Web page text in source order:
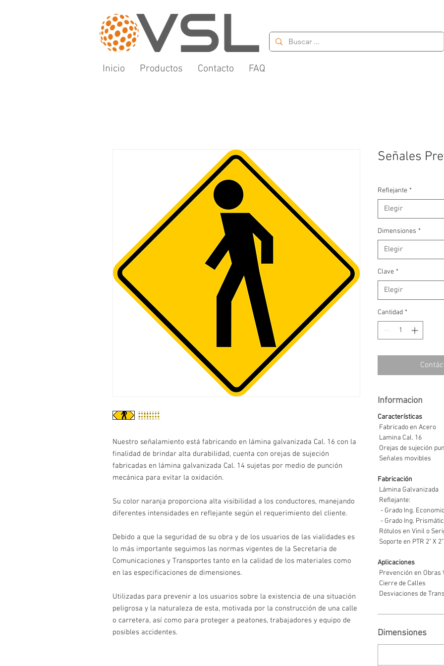
Inicio Productos Contacto FAQ
Nuestro señalamiento está fabricando en lámina galvanizada Cal. 16 con la
finalidad de brindar alta durabilidad, cuenta con orejas de sujeción
fabricadas en lámina galvanizada Cal. 14 sujetas por medio de punción
mecánica para evitar la oxidación.
Su color naranja proporciona alta visibilidad a los conductores, manejando
diferentes intensidades en reflejante según el requerimiento del cliente.
Debido a que la seguridad de su obra y de los usuarios de las vialidades es
lo más importante seguimos las normas vigentes de la Secretaria de
Comunicaciones y Transportes tanto en la calidad de los materiales como
en las especificaciones de dimensiones.
Utilizadas para prevenir a los usuarios sobre la existencia de una situación
peligrosa y la naturaleza de esta, motivada por la construcción de una calle
o carretera, así como para proteger a peatones, trabajadores y equipo de
posibles accidentes.
Señales
Reflejante *
Elegir
Dimensiones *
Elegir
Clave *
Elegir
Cantidad *
Informacion
Características
Fabricado en Acero
Lamina Cal. 16
Orejas de sujeción
Señales movibles
Fabricación
Lámina Galvanizada
Reflejante:
- Grado Ing.
- Grado Ing.
Rótulos en Vinil o
Soporte en PTR 2" X
Aplicaciones
Prevención en Obras
Cierre de Calles
Desviaciones de
Dimensiones